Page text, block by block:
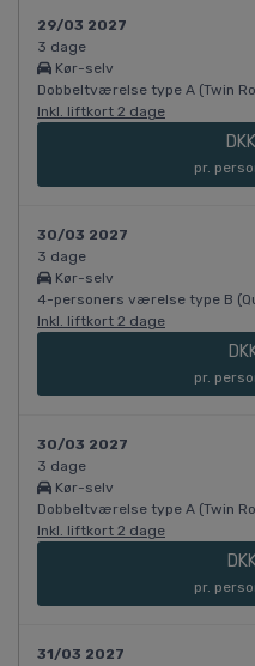
29/03 2027
3 dage
Kør-selv
Dobbeltværelse type A (Twin
Inkl. liftkort 2 dage
pr.
30/03 2027
3 dage
Kør-selv
4-personers værelse type B
Inkl. liftkort 2 dage
pr.
30/03 2027
3 dage
Kør-selv
Dobbeltværelse type A (Twin
Inkl. liftkort 2 dage
pr.
31/03 2027